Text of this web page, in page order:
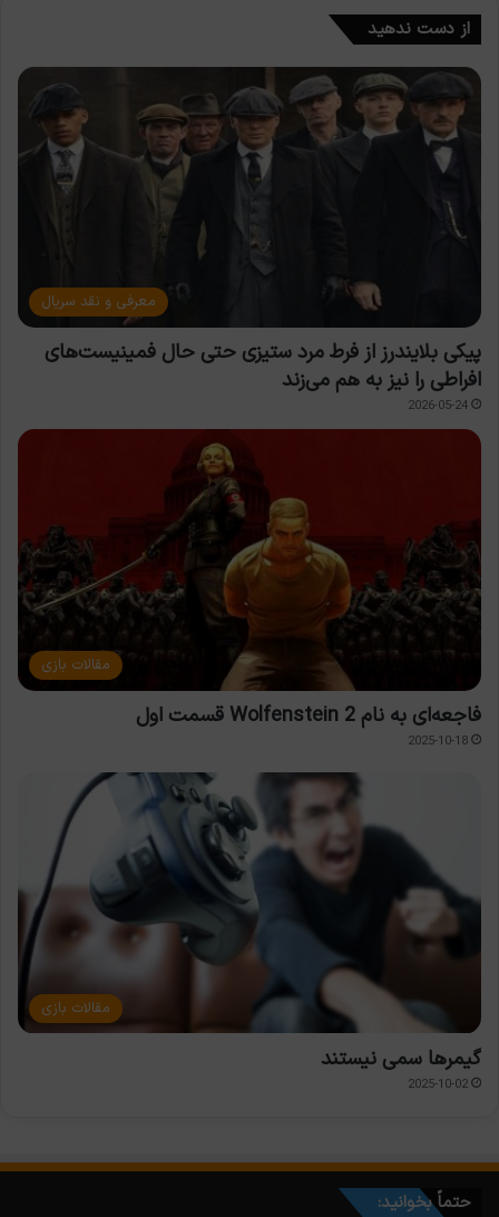
از دست ندهید
معرفی و نقد سریال
پیکی بلایندرز از فرط مرد ستیزی حتی حال فمینیست‌های
افراطی را نیز به هم می‌زند
2026-05-24
مقالات بازی
فاجعه‌ای به نام Wolfenstein 2 قسمت اول
2025-10-18
مقالات بازی
گیمرها سمی نیستند
2025-10-02
حتماً بخوانید: